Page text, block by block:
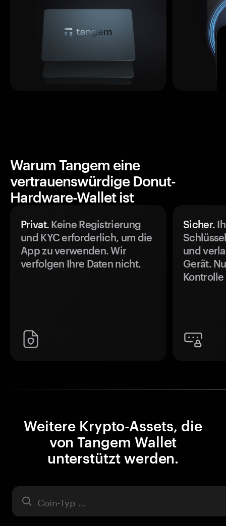
Warum Tangem eine
vertrauenswürdige Donut-
Hardware-Wallet ist
Privat. Keine Registrierung
und KYC erforderlich, um die
App zu verwenden. Wir
verfolgen Ihre Daten nicht.
Sicher.
und
Gerät.
Weitere Krypto-Assets, die
von Tangem Wallet
unterstützt werden.
Asset